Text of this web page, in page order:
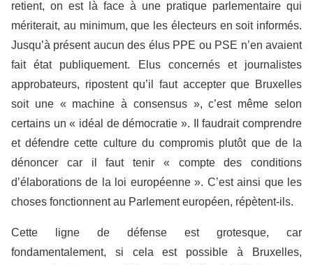
retient, on est là face à une pratique parlementaire qui
mériterait, au minimum, que les électeurs en soit informés.
Jusqu’à présent aucun des élus PPE ou PSE n’en avaient
fait état publiquement. Elus concernés et journalistes
approbateurs, ripostent qu’il faut accepter que Bruxelles
soit une « machine à consensus », c’est même selon
certains un « idéal de démocratie ». Il faudrait comprendre
et défendre cette culture du compromis plutôt que de la
dénoncer car il faut tenir « compte des conditions
d’élaborations de la loi européenne ». C’est ainsi que les
choses fonctionnent au Parlement européen, répètent-ils.
Cette ligne de défense est grotesque, car
fondamentalement, si cela est possible à Bruxelles,